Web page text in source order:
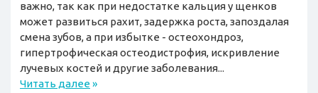
важно, так как при недостатке кальция у щенков
может развиться рахит, задержка роста, запоздалая
смена зубов, а при избытке - остеохондроз,
гипертрофическая остеодистрофия, искривление
лучевых костей и другие заболевания...
Читать далее»